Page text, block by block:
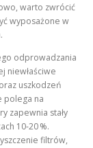
warto zwrócić
wyposażone w
odprowadzania
niewłaściwe
uszkodzeń
polega na
zapewnia stały
10‑20 %.
filtrów,